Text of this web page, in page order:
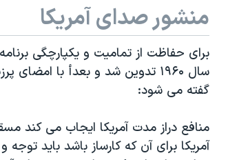
آمریکا
جهان
ورزشی
گزیده‌ها
جدول برنامه ها
صفحه‌های ویژه
جام جهانی ۲۰۲۶
عملیات خشم حماسی
بایگانی برنامه‌های تلویزیونی
فرکانس‌های صدای آمریکا
پخش رادیویی
منشور صدای آمریکا
برای حفاظت از تمامیت و یکپارچگی
گفته می شود:
منافع دراز مدت آمریکا ایجاب می کند
آمریکا برای آن که کارساز باشد باید